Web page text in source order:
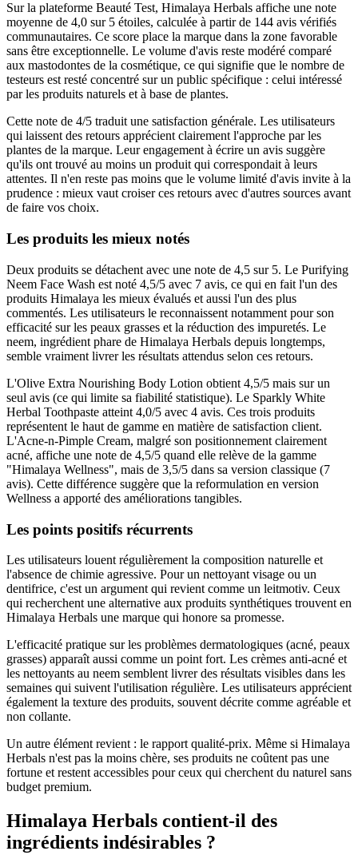
Sur la plateforme Beauté Test, Himalaya Herbals affiche une note
moyenne de 4,0 sur 5 étoiles, calculée à partir de 144 avis vérifiés
communautaires. Ce score place la marque dans la zone favorable
sans être exceptionnelle. Le volume d'avis reste modéré comparé
aux mastodontes de la cosmétique, ce qui signifie que le nombre de
testeurs est resté concentré sur un public spécifique : celui intéressé
par les produits naturels et à base de plantes.
Cette note de 4/5 traduit une satisfaction générale. Les utilisateurs
qui laissent des retours apprécient clairement l'approche par les
plantes de la marque. Leur engagement à écrire un avis suggère
qu'ils ont trouvé au moins un produit qui correspondait à leurs
attentes. Il n'en reste pas moins que le volume limité d'avis invite à la
prudence : mieux vaut croiser ces retours avec d'autres sources avant
de faire vos choix.
Les produits les mieux notés
Deux produits se détachent avec une note de 4,5 sur 5. Le Purifying
Neem Face Wash est noté 4,5/5 avec 7 avis, ce qui en fait l'un des
produits Himalaya les mieux évalués et aussi l'un des plus
commentés. Les utilisateurs le reconnaissent notamment pour son
efficacité sur les peaux grasses et la réduction des impuretés. Le
neem, ingrédient phare de Himalaya Herbals depuis longtemps,
semble vraiment livrer les résultats attendus selon ces retours.
L'Olive Extra Nourishing Body Lotion obtient 4,5/5 mais sur un
seul avis (ce qui limite sa fiabilité statistique). Le Sparkly White
Herbal Toothpaste atteint 4,0/5 avec 4 avis. Ces trois produits
représentent le haut de gamme en matière de satisfaction client.
L'Acne-n-Pimple Cream, malgré son positionnement clairement
acné, affiche une note de 4,5/5 quand elle relève de la gamme
"Himalaya Wellness", mais de 3,5/5 dans sa version classique (7
avis). Cette différence suggère que la reformulation en version
Wellness a apporté des améliorations tangibles.
Les points positifs récurrents
Les utilisateurs louent régulièrement la composition naturelle et
l'absence de chimie agressive. Pour un nettoyant visage ou un
dentifrice, c'est un argument qui revient comme un leitmotiv. Ceux
qui recherchent une alternative aux produits synthétiques trouvent en
Himalaya Herbals une marque qui honore sa promesse.
L'efficacité pratique sur les problèmes dermatologiques (acné, peaux
grasses) apparaît aussi comme un point fort. Les crèmes anti-acné et
les nettoyants au neem semblent livrer des résultats visibles dans les
semaines qui suivent l'utilisation régulière. Les utilisateurs apprécient
également la texture des produits, souvent décrite comme agréable et
non collante.
Un autre élément revient : le rapport qualité-prix. Même si Himalaya
Herbals n'est pas la moins chère, ses produits ne coûtent pas une
fortune et restent accessibles pour ceux qui cherchent du naturel sans
budget premium.
Himalaya Herbals contient-il des
ingrédients indésirables ?